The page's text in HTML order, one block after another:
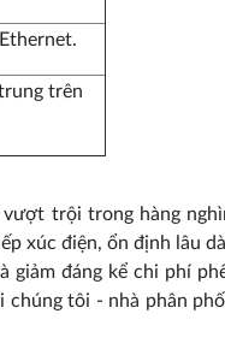
trên
trội trong hàng
xúc điện, ổn định lâu
đáng kể chi phí
chúng tôi - nhà phân